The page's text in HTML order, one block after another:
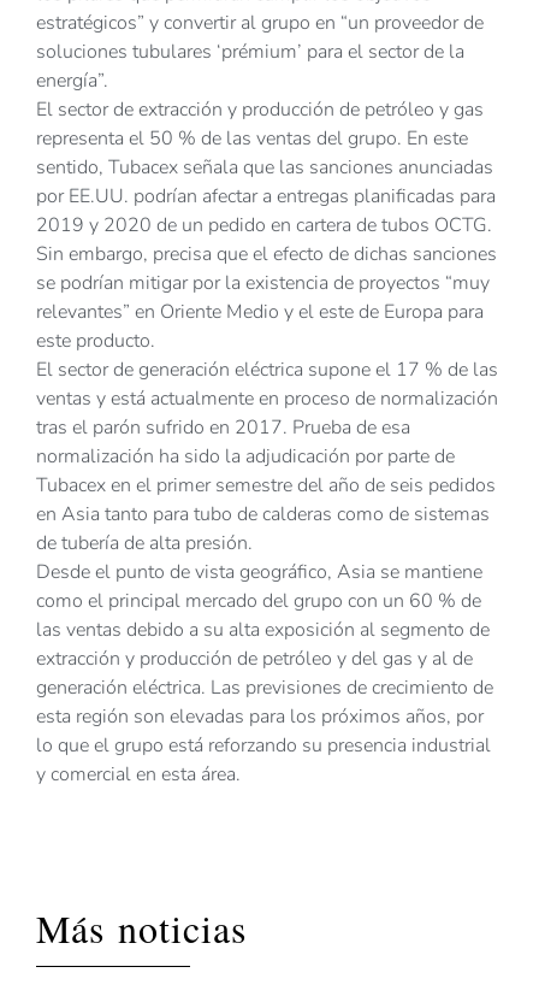
estratégicos” y convertir al grupo en “un proveedor de
soluciones tubulares ‘prémium’ para el sector de la
energía”.
El sector de extracción y producción de petróleo y gas
representa el 50 % de las ventas del grupo. En este
sentido, Tubacex señala que las sanciones anunciadas
por EE.UU. podrían afectar a entregas planificadas para
2019 y 2020 de un pedido en cartera de tubos OCTG.
Sin embargo, precisa que el efecto de dichas sanciones
se podrían mitigar por la existencia de proyectos “muy
relevantes” en Oriente Medio y el este de Europa para
este producto.
El sector de generación eléctrica supone el 17 % de las
ventas y está actualmente en proceso de normalización
tras el parón sufrido en 2017. Prueba de esa
normalización ha sido la adjudicación por parte de
Tubacex en el primer semestre del año de seis pedidos
en Asia tanto para tubo de calderas como de sistemas
de tubería de alta presión.
Desde el punto de vista geográfico, Asia se mantiene
como el principal mercado del grupo con un 60 % de
las ventas debido a su alta exposición al segmento de
extracción y producción de petróleo y del gas y al de
generación eléctrica. Las previsiones de crecimiento de
esta región son elevadas para los próximos años, por
lo que el grupo está reforzando su presencia industrial
y comercial en esta área.
Más noticias